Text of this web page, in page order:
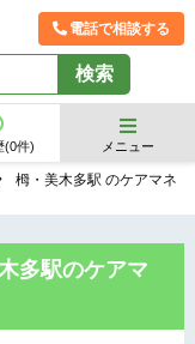
電話で相談する
(0件) メニュー
栂・美木多駅 のケアマネ
多駅のケアマ